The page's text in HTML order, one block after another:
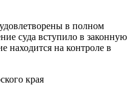
в полном
суда вступило в законную
находится на контроле в
края